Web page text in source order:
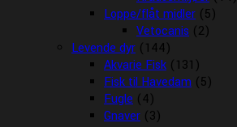
Loppe/flåt midler (5)
Vetocanis (2)
Levende dyr (144)
Akvarie Fisk (131)
Fisk til Havedam (5)
Fugle (4)
Gnaver (3)